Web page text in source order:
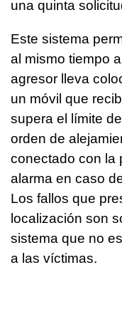
una quinta
Este sistema
al mismo tiempo
agresor lleva
un móvil que
supera el límite
orden de
conectado con la
alarma en caso
Los fallos que
localización son
sistema que no
a las víctimas.